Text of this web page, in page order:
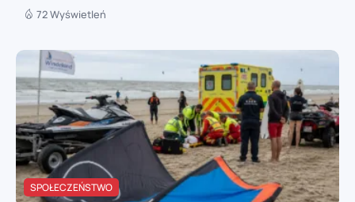
72 Wyświetleń
SPOŁECZEŃSTWO